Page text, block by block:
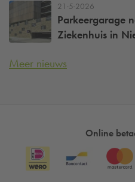
21-5-2026
Parkeergarage
Ziekenhuis in
Meer nieuws
Online